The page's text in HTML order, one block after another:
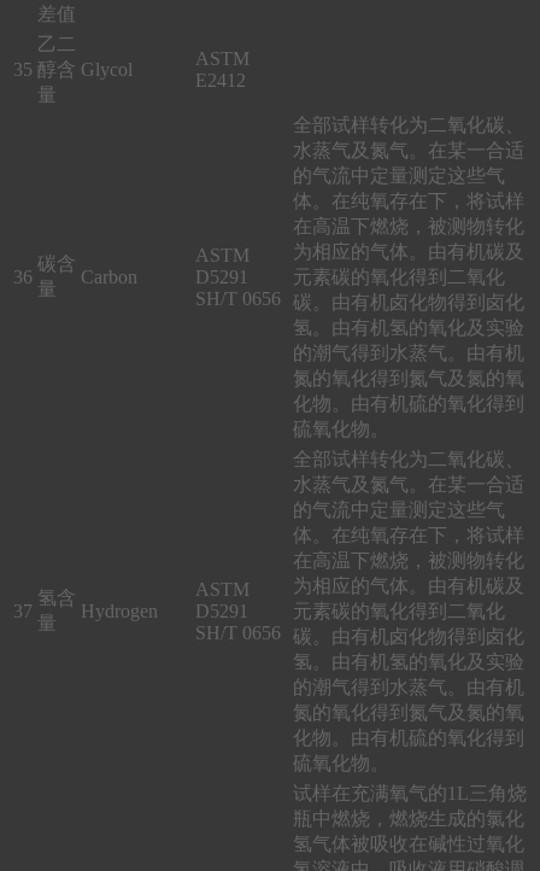
差值
35
乙二
醇含
量
Glycol
ASTM
E2412
36
碳含
量
Carbon
ASTM
D5291
SH/T 0656
全部试样转化为二氧化碳、
水蒸气及氮气。在某一合适
的气流中定量测定这些气
体。在纯氧存在下，将试样
在高温下燃烧，被测物转化
为相应的气体。由有机碳及
元素碳的氧化得到二氧化
碳。由有机卤化物得到卤化
氢。由有机氢的氧化及实验
的潮气得到水蒸气。由有机
氮的氧化得到氮气及氮的氧
化物。由有机硫的氧化得到
硫氧化物。
37
氢含
量
Hydrogen
ASTM
D5291
SH/T 0656
全部试样转化为二氧化碳、
水蒸气及氮气。在某一合适
的气流中定量测定这些气
体。在纯氧存在下，将试样
在高温下燃烧，被测物转化
为相应的气体。由有机碳及
元素碳的氧化得到二氧化
碳。由有机卤化物得到卤化
氢。由有机氢的氧化及实验
的潮气得到水蒸气。由有机
氮的氧化得到氮气及氮的氧
化物。由有机硫的氧化得到
硫氧化物。
试样在充满氧气的1L三角烧
瓶中燃烧，燃烧生成的氯化
氢气体被吸收在碱性过氧化